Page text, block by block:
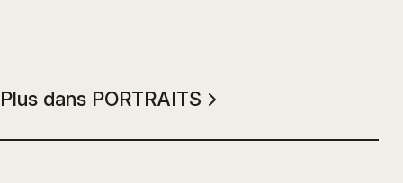
Plus dans PORTRAITS